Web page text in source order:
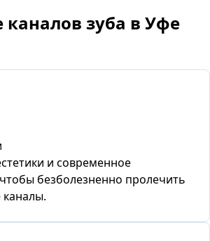
каналов зуба в Уфе
и современное
безболезненно пролечить